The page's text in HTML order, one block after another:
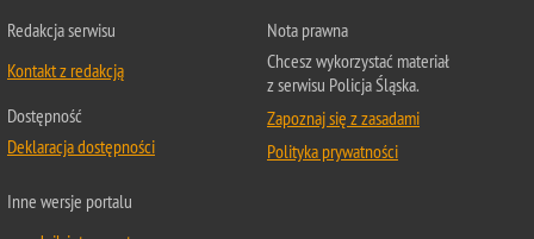
Redakcja serwisu
Kontakt z redakcją
Dostępność
Deklaracja dostępności
Nota prawna
Chcesz wykorzystać materiał
z serwisu Policja Śląska.
Zapoznaj się z zasadami
Polityka prywatności
Inne wersje portalu